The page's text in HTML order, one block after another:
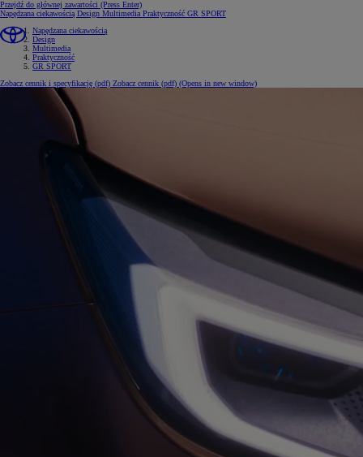
Przejdź do głównej zawartości (Press Enter)
Napędzana ciekawością Design Multimedia Praktyczność GR SPORT
Napędzana ciekawością
Design
Multimedia
Praktyczność
GR SPORT
Zobacz cennik i specyfikację (pdf) Zobacz cennik (pdf) (Opens in new window)